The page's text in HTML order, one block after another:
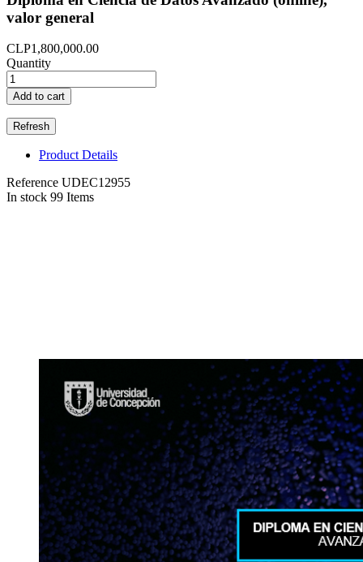
valor general
CLP1,800,000.00
Quantity
Add to cart
Product Details
Reference UDEC12955
In stock 99 Items